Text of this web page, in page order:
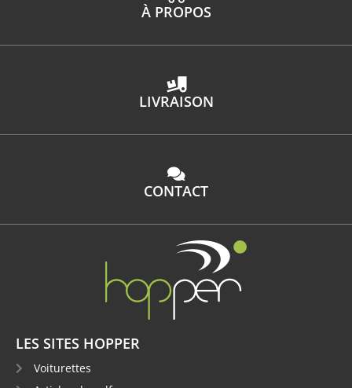
À PROPOS
LIVRAISON
CONTACT
LES SITES HOPPER
Voiturettes